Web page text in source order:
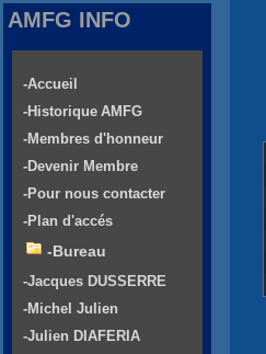
AMFG INFO
-Accueil
-Historique AMFG
-Membres d'honneur
-Devenir Membre
-Pour nous contacter
-Plan d'accés
-Bureau
-Jacques DUSSERRE
-Michel Julien
-Julien DIAFERIA